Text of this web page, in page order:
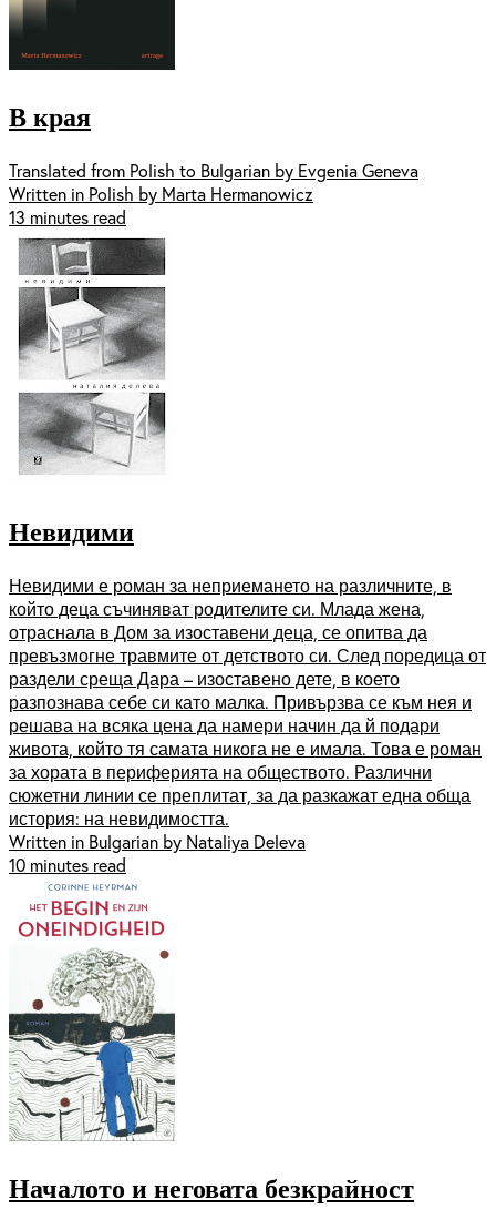
В края
Translated from Polish to Bulgarian by Evgenia Geneva
Written in Polish by Marta Hermanowicz
13 minutes read
Невидими
Невидими е роман за неприемането на различните, в
който деца съчиняват родителите си. Млада жена,
отраснала в Дом за изоставени деца, се опитва да
превъзмогне травмите от детството си. След поредица от
раздели среща Дара – изоставено дете, в което
разпознава себе си като малка. Привързва се към нея и
решава на всяка цена да намери начин да й подари
живота, който тя самата никога не е имала. Това е роман
за хората в периферията на обществото. Различни
сюжетни линии се преплитат, за да разкажат една обща
история: на невидимостта.
Written in Bulgarian by Nataliya Deleva
10 minutes read
Началото и неговата безкрайност